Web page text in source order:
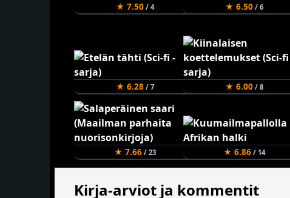
★ 7.50/ 4 ★ 6.50/ 6
★ 6.28/ 7 ★ 6.00/ 8
★ 7.66/ 23 ★ 6.86/ 14
Kirja-arviot ja kommentit